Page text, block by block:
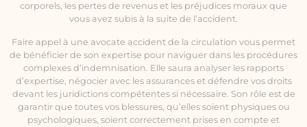
corporels, les pertes de revenus et les préjudices moraux que
vous avez subis à la suite de l’accident.
Faire appel à une avocate accident de la circulation vous permet
de bénéficier de son expertise pour naviguer dans les procédures
complexes d’indemnisation. Elle saura analyser les rapports
d’expertise, négocier avec les assurances et défendre vos droits
devant les juridictions compétentes si nécessaire. Son rôle est de
garantir que toutes vos blessures, qu’elles soient physiques ou
psychologiques, soient correctement prises en compte et